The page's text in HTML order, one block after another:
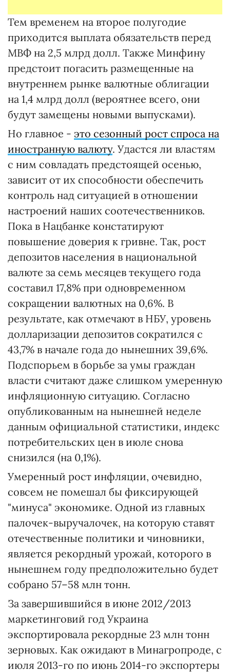
Тем временем на второе полугодие
приходится выплата обязательств перед
МВФ на 2,5 млрд долл. Также Минфину
предстоит погасить размещенные на
внутреннем рынке валютные облигации
на 1,4 млрд долл (вероятнее всего, они
будут замещены новыми выпусками).
Но главное - это сезонный рост спроса на
иностранную валюту. Удастся ли властям
с ним совладать предстоящей осенью,
зависит от их способности обеспечить
контроль над ситуацией в отношении
настроений наших соотечественников.
Пока в Нацбанке констатируют
повышение доверия к гривне. Так, рост
депозитов населения в национальной
валюте за семь месяцев текущего года
составил 17,8% при одновременном
сокращении валютных на 0,6%. В
результате, как отмечают в НБУ, уровень
долларизации депозитов сократился с
43,7% в начале года до нынешних 39,6%.
Подспорьем в борьбе за умы граждан
власти считают даже слишком умеренную
инфляционную ситуацию. Согласно
опубликованным на нынешней неделе
данным официальной статистики, индекс
потребительских цен в июле снова
снизился (на 0,1%).
Умеренный рост инфляции, очевидно,
совсем не помешал бы фиксирующей
"минуса" экономике. Одной из главных
палочек-выручалочек, на которую ставят
отечественные политики и чиновники,
является рекордный урожай, которого в
нынешнем году предположительно будет
собрано 57–58 млн тонн.
За завершившийся в июне 2012/2013
маркетинговий год Украина
экспортировала рекордные 23 млн тонн
зерновых. Как ожидают в Минагропроде, с
июля 2013-го по июнь 2014-го экспортеры